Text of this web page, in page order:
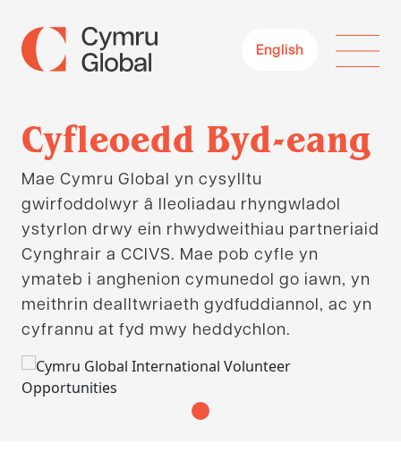
English
Cyfleoedd Byd-eang
Mae Cymru Global yn cysylltu
gwirfoddolwyr â lleoliadau rhyngwladol
ystyrlon drwy ein rhwydweithiau partneriaid
Cynghrair a CCIVS. Mae pob cyfle yn
ymateb i anghenion cymunedol go iawn, yn
meithrin dealltwriaeth gydfuddiannol, ac yn
cyfrannu at fyd mwy heddychlon.